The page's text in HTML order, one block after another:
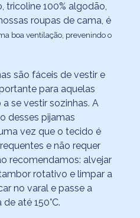
tricoline 100% algodão,
roupas de cama, é
boa ventilação, prevenindo o
são fáceis de vestir e
para aquelas
se vestir sozinhas. A
desses pijamas
vez que o tecido é
e não requer
recomendamos: alvejar
rotativo e limpar a
no varal e passe a
até 150°C.